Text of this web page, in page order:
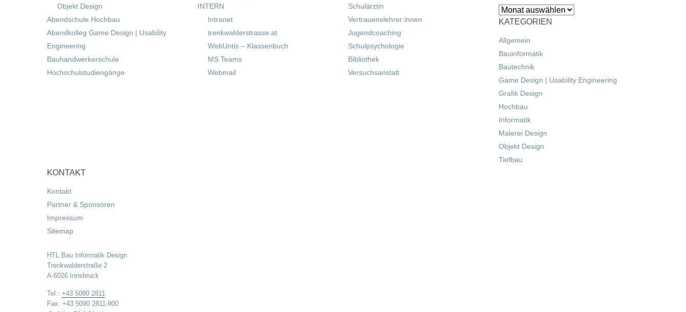
Objekt Design
Abendschule Hochbau
Abendkolleg Game Design | Usability
Engineering
Bauhandwerkerschule
Hochschulstudiengänge
INTERN
Intranet
trenkwalderstrasse.at
WebUntis – Klassenbuch
MS Teams
Webmail
Schulärztin
Vertrauenslehrer:innen
Jugendcoaching
Schulpsychologie
Bibliothek
Versuchsanstalt
Archiv
KATEGORIEN
Allgemein
Bauinformatik
Bautechnik
Game Design | Usability Engineering
Grafik Design
Hochbau
Informatik
Malerei Design
Objekt Design
Tiefbau
KONTAKT
Kontakt
Partner & Sponsoren
Impressum
Sitemap
HTL Bau Informatik Design
Trenkwalderstraße 2
A-6026 Innsbruck
Tel.: +43 5090 2811
Fax: +43 5090 2811-900